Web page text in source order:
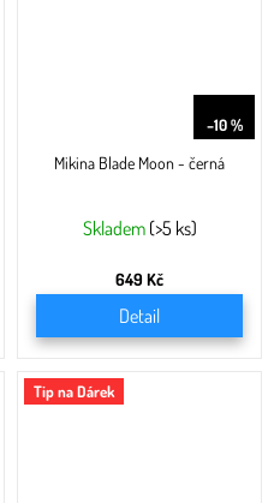
–10 %
Mikina Blade Moon - černá
Skladem (>5 ks)
649 Kč
Detail
Tip na Dárek